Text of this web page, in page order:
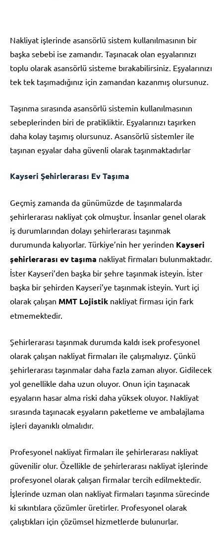
Nakliyat işlerinde asansörlü sistem kullanılmasının bir
başka sebebi ise zamandır. Taşınacak olan eşyalarınızı
toplu olarak asansörlü sisteme bırakabilirsiniz. Eşyalarınızı
tek tek taşımadığınız için zamandan kazanmış olursunuz.
Taşınma sırasında asansörlü sistemin kullanılmasının
sebeplerinden biri de pratikliktir. Eşyalarınızı taşırken
daha kolay taşımış olursunuz. Asansörlü sistemler ile
taşınan eşyalar daha güvenli olarak taşınmaktadırlar
Kayseri Şehirlerarası Ev Taşıma
Geçmiş zamanda da günümüzde de taşınmalarda
şehirlerarası nakliyat çok olmuştur. İnsanlar genel olarak
iş durumlarından dolayı şehirlerarası taşınmak
durumunda kalıyorlar. Türkiye’nin her yerinden Kayseri
şehirlerarası ev taşıma nakliyat firmaları bulunmaktadır.
İster Kayseri’den başka bir şehre taşınmak isteyin. İster
başka bir şehirden Kayseri’ye taşınmak isteyin. Yurt içi
olarak çalışan MMT Lojistik nakliyat firması için fark
etmemektedir.
Şehirlerarası taşınmak durumda kaldı isek profesyonel
olarak çalışan nakliyat firmaları ile çalışmalıyız. Çünkü
şehirlerarası taşınmalar daha fazla zaman alıyor. Gidilecek
yol genellikle daha uzun oluyor. Onun için taşınacak
eşyaların hasar alma riski daha yüksek oluyor. Nakliyat
sırasında taşınacak eşyaların paketleme ve ambalajlama
işleri dayanıklı olmalıdır.
Profesyonel nakliyat firmaları ile şehirlerarası nakliyat
güvenilir olur. Özellikle de şehirlerarası nakliyat işlerinde
profesyonel olarak çalışan firmalar tercih edilmektedir.
İşlerinde uzman olan nakliyat firmaları taşınma sürecinde
ki sıkıntılara çözümler üretirler. Profesyonel olarak
çalıştıkları için çözümsel hizmetlerde bulunurlar.